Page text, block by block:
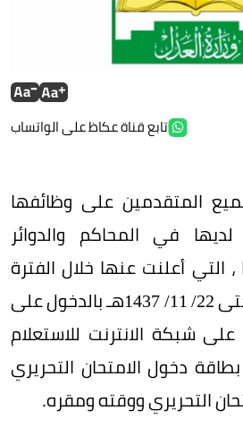
تابع قناة عكاظ على الواتساب
المتقدمين على وظائفها
في المحاكم والدوائر
، التي أعلنت عنها خلال الفترة
من 18/ 11/ 1437هـ حتى 22/ 11/ 1437هـ بالدخول على
شبكة الانترنت للاستعلام
دخول الامتحان التحريري
التحريري ووقته ومقره.